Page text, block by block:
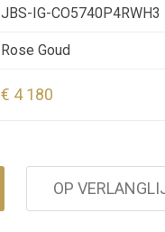
JBS-IG-CO5740P4RWH3
Rose Goud
€ 4 180
OP